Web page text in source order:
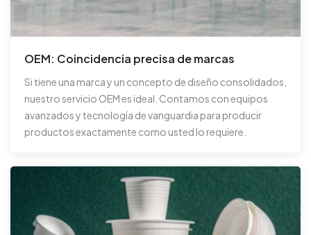
OEM: Coincidencia precisa de marcas
Si tiene una marca y un concepto de diseño consolidados,
nuestro servicio OEM es ideal. Contamos con equipos
avanzados y tecnología de vanguardia para producir
productos exactamente como usted lo requiere.